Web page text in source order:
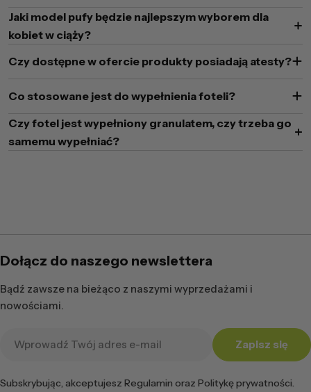
Jaki model pufy będzie najlepszym wyborem dla
kobiet w ciąży?
Czy dostępne w ofercie produkty posiadają atesty?
Co stosowane jest do wypełnienia foteli?
Czy fotel jest wypełniony granulatem, czy trzeba go
samemu wypełniać?
Dołącz do naszego newslettera
Bądź zawsze na bieżąco z naszymi wyprzedażami i
nowościami.
Zapisz się
Subskrybując, akceptujesz Regulamin oraz Politykę prywatności.